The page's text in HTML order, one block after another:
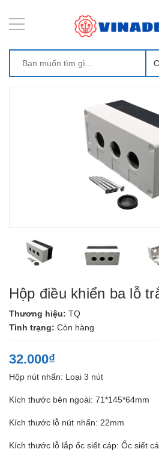
Hộp điều khiển ba lỗ
Thương hiệu: TQ
Tình trạng: Còn hàng
32.000₫
Hộp nút nhấn: Loại 3 nút
Kích thước bên ngoài: 71*145*64mm
Kích thước lỗ nút nhấn: 22mm
Kích thước lỗ lắp ốc siết cáp: Ốc siết